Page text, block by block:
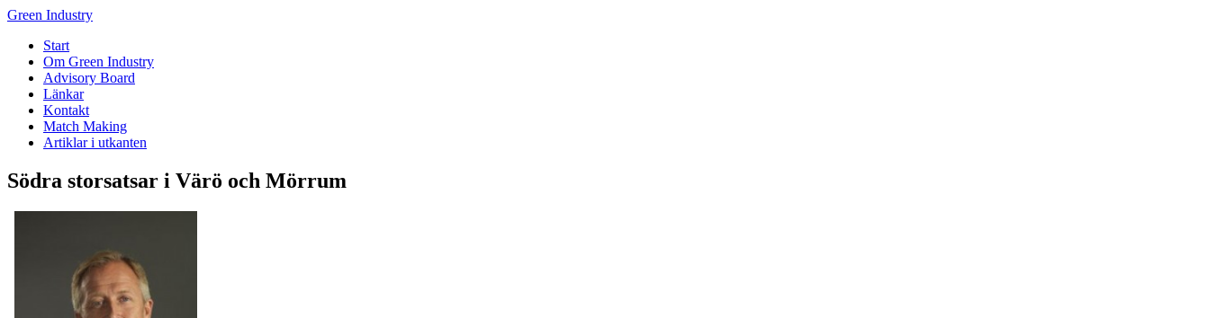
Green Industry
Start
Om Green Industry
Advisory Board
Länkar
Kontakt
Match Making
Artiklar i utkanten
Södra storsatsar i Värö och Mörrum